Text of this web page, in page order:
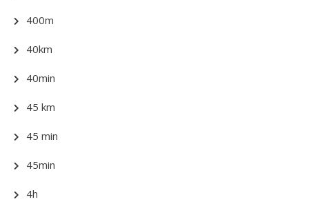
400m
40km
40min
45 km
45 min
45min
4h